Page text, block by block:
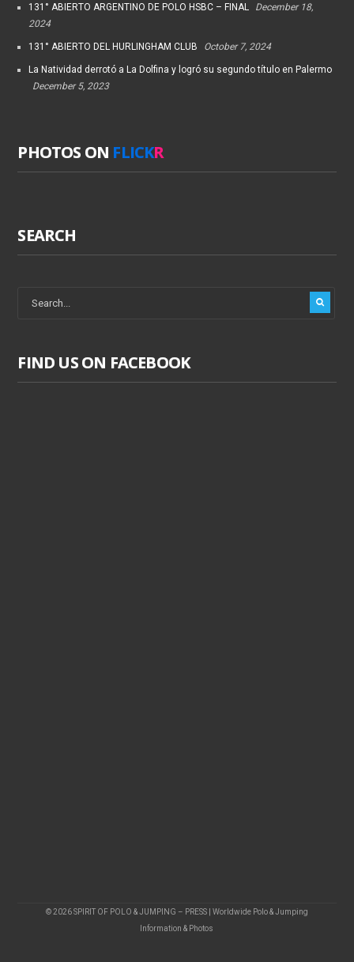
131° ABIERTO ARGENTINO DE POLO HSBC – FINAL
December 18,
2024
131° ABIERTO DEL HURLINGHAM CLUB October 7, 2024
La Natividad derrotó a La Dolfina y logró su segundo título en Palermo
December 5, 2023
PHOTOS ON FLICKR
SEARCH
FIND US ON FACEBOOK
© 2026 SPIRIT OF POLO & JUMPING – PRESS | Worldwide Polo & Jumping
Information & Photos